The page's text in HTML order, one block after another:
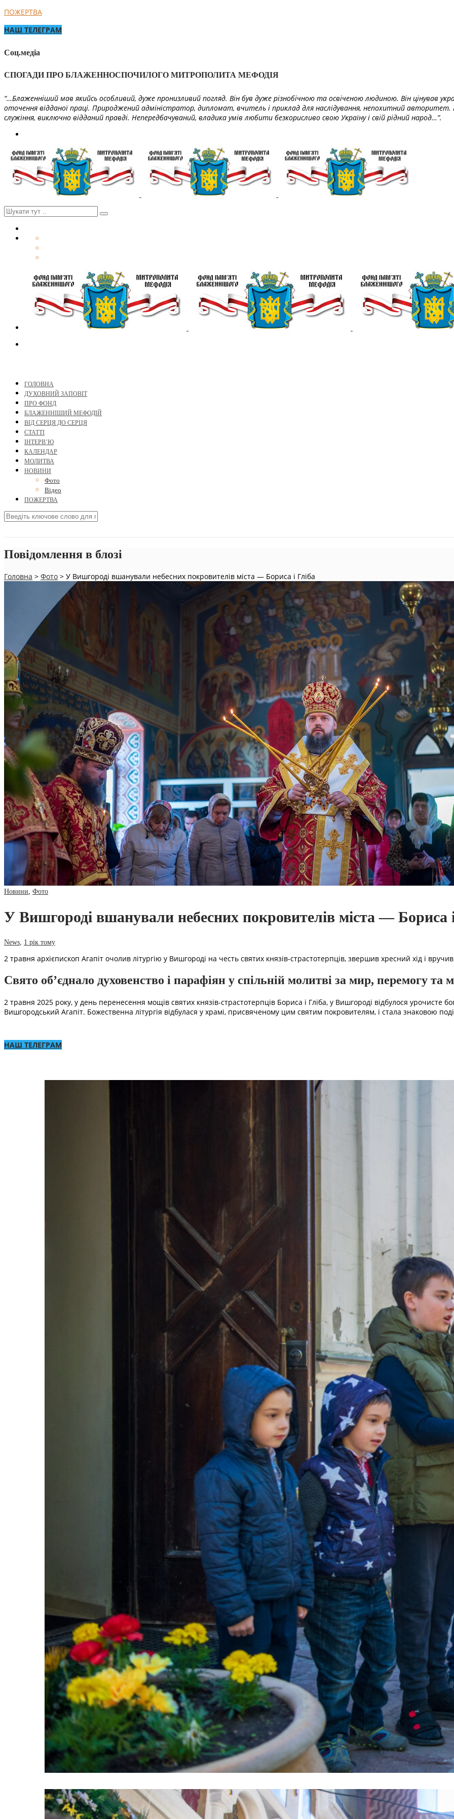
ПОЖЕРТВА
НАШ ТЕЛЕГРАМ
Соц.медіа
СПОГАДИ ПРО БЛАЖЕННОСПОЧИЛОГО МИТРОПОЛИТА МЕФОДІЯ
“…Блаженніший мав якийсь особливий, дуже пронизливий погляд. Він був дуже різнобічною та освіченою людиною. Він цінував
оточення відданої праці. Природжений адміністратор, дипломат, вчитель і приклад для наслідування, непохитний
служіння, виключно відданий правді. Непередбачуваний, владика умів любити безкорисливо свою Україну і свій рідний народ…”.
ГОЛОВНА
ДУХОВНИЙ ЗАПОВІТ
ПРО ФОНД
БЛАЖЕННІШИЙ МЕФОДІЙ
ВІД СЕРЦЯ ДО СЕРЦЯ
СТАТТІ
ІНТЕРВ’Ю
КАЛЕНДАР
МОЛИТВА
НОВИНИ
Фото
Відео
ПОЖЕРТВА
Повідомлення в блозі
Головна > Фото > У Вишгороді вшанували небесних покровителів міста — Бориса і Гліба
Новини Фото
У Вишгороді вшанували небесних покровителів міста — Бориса
News 1 рік тому
2 травня архієпископ Агапіт очолив літургію у Вишгороді на честь святих князів-страстотерпців, звершив хресний хід і
Свято об’єднало духовенство і парафіян у спільній молитві за мир, перемогу та
2 травня 2025 року, у день перенесення мощів святих князів-страстотерпців Бориса і Гліба, у Вишгороді відбулося урочисте
Вишгородський Агапіт. Божественна літургія відбулася у храмі, присвяченому цим святим покровителям, і стала знаковою
НАШ ТЕЛЕГРАМ